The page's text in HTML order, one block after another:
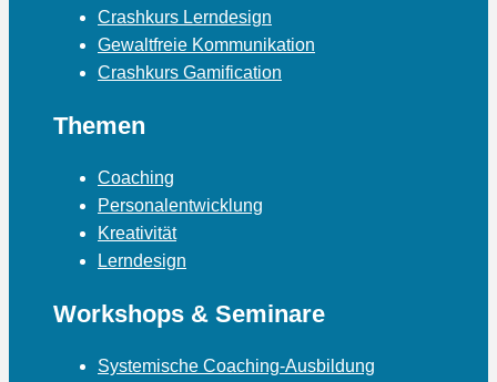
Crashkurs Lerndesign
Gewaltfreie Kommunikation
Crashkurs Gamification
Themen
Coaching
Personalentwicklung
Kreativität
Lerndesign
Workshops & Seminare
Systemische Coaching-Ausbildung